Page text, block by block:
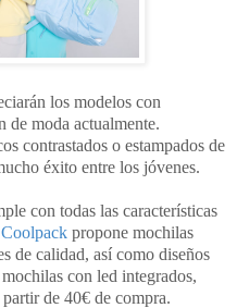
los modelos con
de moda actualmente.
contrastados o estampados de
éxito entre los jóvenes.
con todas las características
Coolpack propone mochilas
de calidad, así como diseños
con led integrados,
de 40€ de compra.